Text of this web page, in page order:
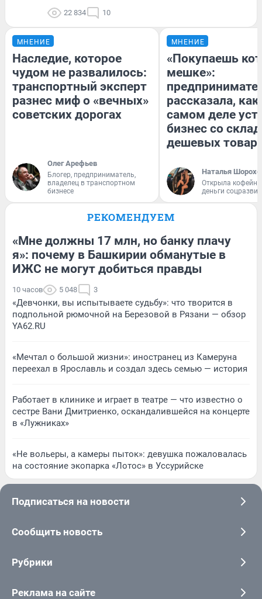
22 834 10
МНЕНИЕ
Наследие, которое
чудом не развалилось:
транспортный эксперт
разнес миф о «вечных»
советских дорогах
Олег Арефьев
Блогер, предприниматель,
владелец в транспортном
бизнесе
МНЕНИЕ
«Покупаешь
мешке»:
рассказала, как
самом деле
бизнес со
дешевых
Наталья
Открыла
деньги
РЕКОМЕНДУЕМ
«Мне должны 17 млн, но банку плачу
я»: почему в Башкирии обманутые в
ИЖС не могут добиться правды
10 часов 5 048 3
«Девчонки, вы испытываете судьбу»: что творится в
подпольной рюмочной на Березовой в Рязани — обзор
YA62.RU
«Мечтал о большой жизни»: иностранец из Камеруна
переехал в Ярославль и создал здесь семью — история
Работает в клинике и играет в театре — что известно о
сестре Вани Дмитриенко, оскандалившейся на концерте
в «Лужниках»
«Не вольеры, а камеры пыток»: девушка пожаловалась
на состояние экопарка «Лотос» в Уссурийске
Подписаться на новости
Сообщить новость
Рубрики
Реклама на сайте